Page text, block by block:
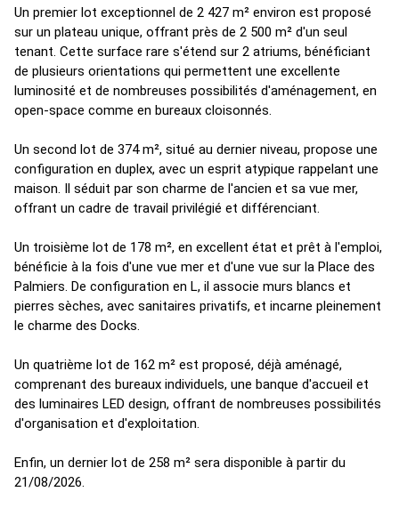
Un premier lot exceptionnel de 2 427 m² environ est proposé
sur un plateau unique, offrant près de 2 500 m² d'un seul
tenant. Cette surface rare s'étend sur 2 atriums, bénéficiant
de plusieurs orientations qui permettent une excellente
luminosité et de nombreuses possibilités d'aménagement, en
open-space comme en bureaux cloisonnés.
Un second lot de 374 m², situé au dernier niveau, propose une
configuration en duplex, avec un esprit atypique rappelant une
maison. Il séduit par son charme de l'ancien et sa vue mer,
offrant un cadre de travail privilégié et différenciant.
Un troisième lot de 178 m², en excellent état et prêt à l'emploi,
bénéficie à la fois d'une vue mer et d'une vue sur la Place des
Palmiers. De configuration en L, il associe murs blancs et
pierres sèches, avec sanitaires privatifs, et incarne pleinement
le charme des Docks.
Un quatrième lot de 162 m² est proposé, déjà aménagé,
comprenant des bureaux individuels, une banque d'accueil et
des luminaires LED design, offrant de nombreuses possibilités
d'organisation et d'exploitation.
Enfin, un dernier lot de 258 m² sera disponible à partir du
21/08/2026.